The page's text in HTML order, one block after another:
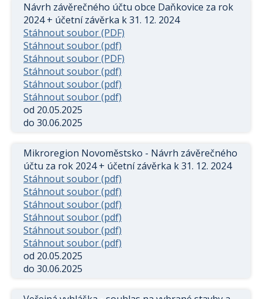
Návrh závěrečného účtu obce Daňkovice za rok
2024 + účetní závěrka k 31. 12. 2024
Stáhnout soubor (PDF)
Stáhnout soubor (pdf)
Stáhnout soubor (PDF)
Stáhnout soubor (pdf)
Stáhnout soubor (pdf)
Stáhnout soubor (pdf)
od 20.05.2025
do 30.06.2025
Mikroregion Novoměstsko - Návrh závěrečného
účtu za rok 2024 + účetní závěrka k 31. 12. 2024
Stáhnout soubor (pdf)
Stáhnout soubor (pdf)
Stáhnout soubor (pdf)
Stáhnout soubor (pdf)
Stáhnout soubor (pdf)
Stáhnout soubor (pdf)
od 20.05.2025
do 30.06.2025